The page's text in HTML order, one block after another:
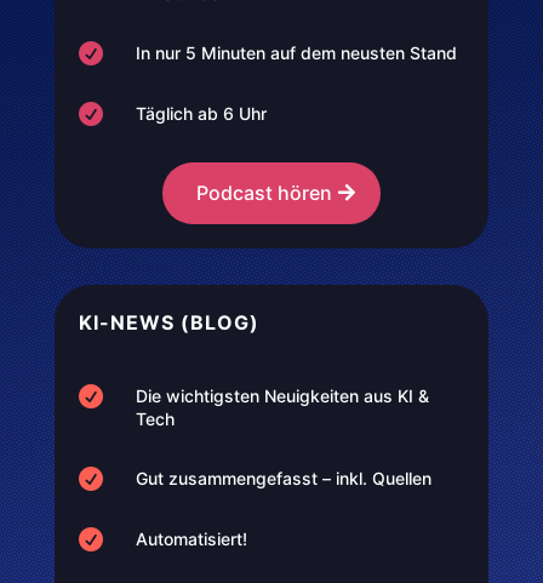
 In nur 5 Minuten auf dem neusten Stand
 Täglich ab 6 Uhr
Podcast hören
KI-NEWS (BLOG)

Die wichtigsten Neuigkeiten aus KI &
Tech
 Gut zusammengefasst – inkl. Quellen
 Automatisiert!